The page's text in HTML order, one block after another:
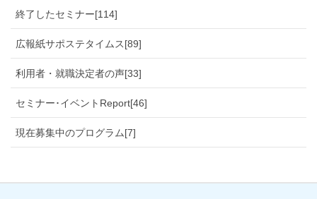
終了したセミナー[114]
広報紙サポステタイムス[89]
利用者・就職決定者の声[33]
セミナー･イベントReport[46]
現在募集中のプログラム[7]